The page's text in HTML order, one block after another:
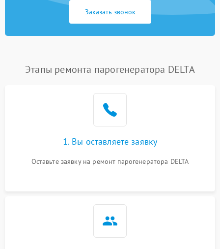
Заказать звонок
Этапы ремонта парогенератора DELTA
1. Вы оставляете заявку
Оставьте заявку на ремонт парогенератора DELTA